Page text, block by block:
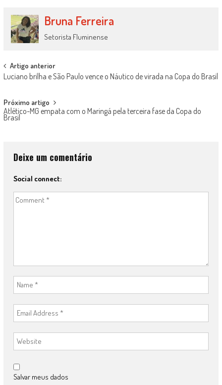
Bruna Ferreira
Setorista Fluminense
Post
navigation
Artigo anterior
Luciano brilha e São Paulo vence o Náutico de virada na Copa do Brasil
Próximo artigo
Atlético-MG empata com o Maringá pela terceira fase da Copa do
Brasil
Deixe um comentário
Social connect:
Salvar meus dados